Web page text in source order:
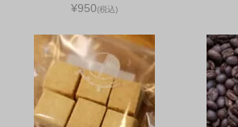
¥950(税込)